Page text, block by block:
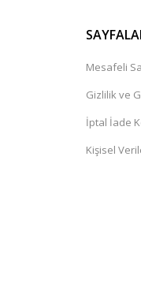
Mesafeli
Gizlilik ve
İptal İade
Kişisel